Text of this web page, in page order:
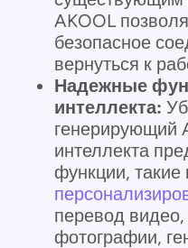
AKOOL
безопасное
вернуться к
Надежные
интеллекта:
генерирующий
интеллекта
функции, такие
перевод
фотографии,